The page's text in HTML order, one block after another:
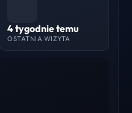
4 tygodnie temu
OSTATNIA WIZYTA